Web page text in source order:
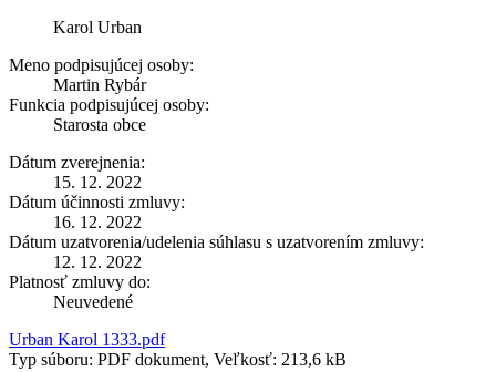
Karol Urban
Meno podpisujúcej osoby:
Martin Rybár
Funkcia podpisujúcej osoby:
Starosta obce
Dátum zverejnenia:
15. 12. 2022
Dátum účinnosti zmluvy:
16. 12. 2022
Dátum uzatvorenia/udelenia súhlasu s uzatvorením zmluvy:
12. 12. 2022
Platnosť zmluvy do:
Neuvedené
Urban Karol 1333.pdf
Typ súboru: PDF dokument, Veľkosť: 213,6 kB